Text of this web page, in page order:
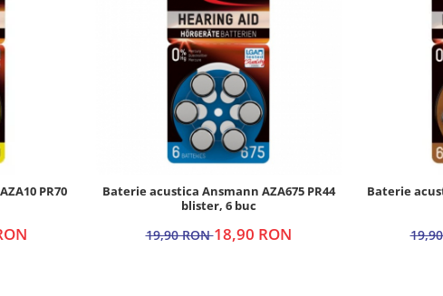
PR70
Baterie acustica Ansmann AZA675 PR44
blister, 6 buc
19,90 RON18,90 RON
Baterie